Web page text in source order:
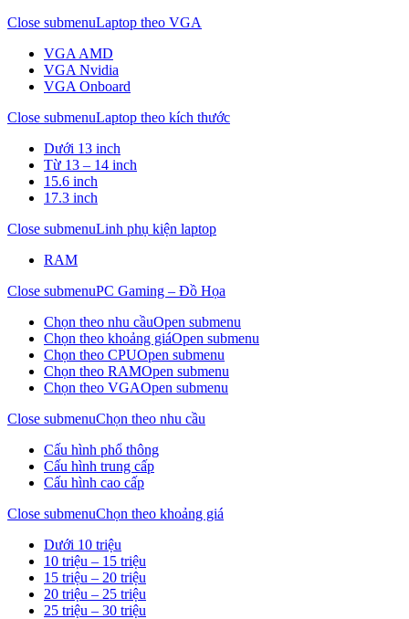
Close submenuLaptop theo VGA
VGA AMD
VGA Nvidia
VGA Onboard
Close submenuLaptop theo kích thước
Dưới 13 inch
Từ 13 – 14 inch
15.6 inch
17.3 inch
Close submenuLinh phụ kiện laptop
RAM
Close submenuPC Gaming – Đồ Họa
Chọn theo nhu cầuOpen submenu
Chọn theo khoảng giáOpen submenu
Chọn theo CPUOpen submenu
Chọn theo RAMOpen submenu
Chọn theo VGAOpen submenu
Close submenuChọn theo nhu cầu
Cấu hình phổ thông
Cấu hình trung cấp
Cấu hình cao cấp
Close submenuChọn theo khoảng giá
Dưới 10 triệu
10 triệu – 15 triệu
15 triệu – 20 triệu
20 triệu – 25 triệu
25 triệu – 30 triệu